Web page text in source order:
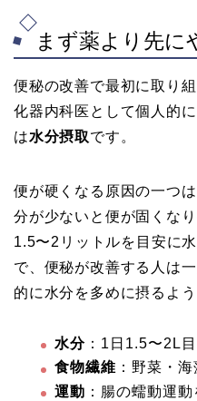
まず薬より先に
便秘の改善で最初に取り
化器内科医として個人的
は水分摂取です。
便が硬くなる原因の一つ
分が少ないと便が固くな
1.5〜2リットルを目安に
で、便秘が改善する人は
的に水分を多めに摂るよう
水分 ：1日1.5〜2L
食物繊維 ：野菜・
運動 ：腸の蠕動運